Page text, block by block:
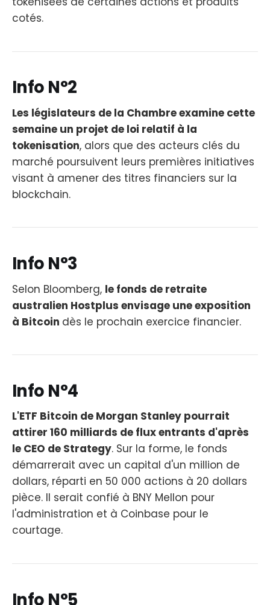
cotés.
Info N°2
Les législateurs de la Chambre examine cette
semaine un projet de loi relatif à la
tokenisation, alors que des acteurs clés du
marché poursuivent leurs premières initiatives
visant à amener des titres financiers sur la
blockchain.
Info N°3
Selon Bloomberg, le fonds de retraite
australien Hostplus envisage une exposition
à Bitcoin dès le prochain exercice financier.
Info N°4
L'ETF Bitcoin de Morgan Stanley pourrait
attirer 160 milliards de flux entrants d'après
le CEO de Strategy. Sur la forme, le fonds
démarrerait avec un capital d'un million de
dollars, réparti en 50 000 actions à 20 dollars
pièce. Il serait confié à BNY Mellon pour
l'administration et à Coinbase pour le
courtage.
Info N°5